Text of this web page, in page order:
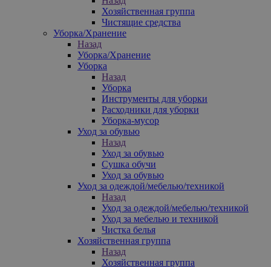
Хозяйственная группа
Чистящие средства
Уборка/Хранение
Назад
Уборка/Хранение
Уборка
Назад
Уборка
Инструменты для уборки
Расходники для уборки
Уборка-мусор
Уход за обувью
Назад
Уход за обувью
Сушка обучи
Уход за обувью
Уход за одеждой/мебелью/техникой
Назад
Уход за одеждой/мебелью/техникой
Уход за мебелью и техникой
Чистка белья
Хозяйственная группа
Назад
Хозяйственная группа